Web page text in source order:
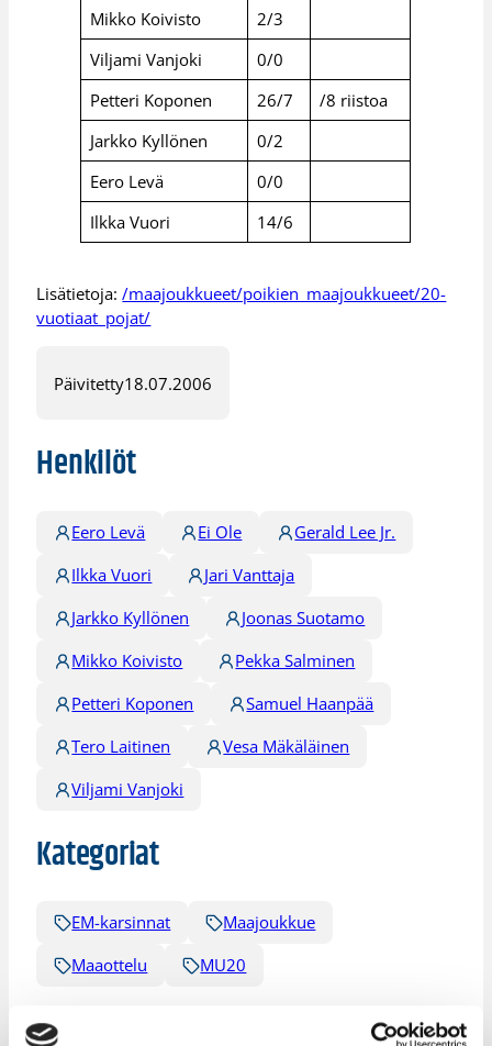
Mikko Koivisto
2/3
Viljami Vanjoki
0/0
Petteri Koponen
26/7
/8 riistoa
Jarkko Kyllönen
0/2
Eero Levä
0/0
Ilkka Vuori
14/6
Lisätietoja:/maajoukkueet/poikien_maajoukkueet/20-
vuotiaat_pojat/
Päivitetty18.07.2006
Henkilöt
Eero Levä Ei Ole
Gerald Lee Jr.
Ilkka Vuori
Jari Vanttaja
Jarkko Kyllönen
Joonas Suotamo
Mikko Koivisto
Pekka Salminen
Petteri Koponen
Samuel Haanpää
Tero Laitinen
Vesa Mäkäläinen
Viljami Vanjoki
Kategoriat
EM-karsinnat
Maajoukkue
Maaottelu
MU20